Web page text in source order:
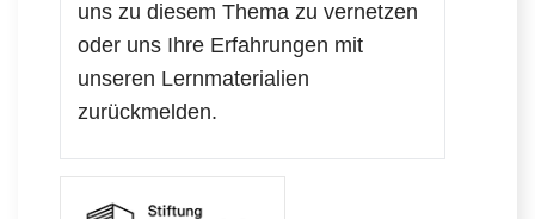
uns zu diesem Thema zu vernetzen
oder uns Ihre Erfahrungen mit
unseren Lernmaterialien
zurückmelden.